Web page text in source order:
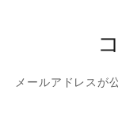
メールアドレスが